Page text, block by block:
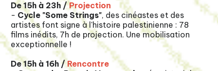
De 15h à 23h /Projection
- Cycle "Some Strings", des cinéastes et des
artistes font signe à l'histoire palestinienne : 78
films inédits, 7h de projection. Une mobilisation
exceptionnelle !
De 15h à 16h /Rencontre